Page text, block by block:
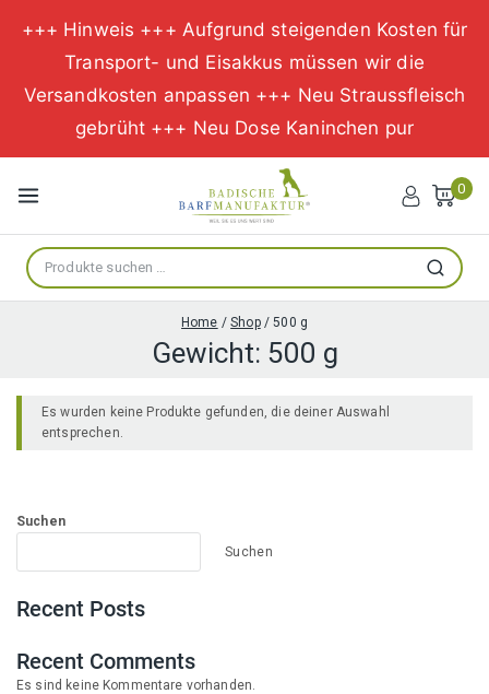
+++ Hinweis +++ Aufgrund steigenden Kosten für
Transport- und Eisakkus müssen wir die
Versandkosten anpassen +++ Neu Straussfleisch
gebrüht +++ Neu Dose Kaninchen pur
Inhalt
springen
0
Suche
nach:
Suchen
Home / Shop / 500 g
Gewicht: 500 g
Es wurden keine Produkte gefunden, die deiner Auswahl
entsprechen.
Suchen
Suchen
Recent Posts
Recent Comments
Es sind keine Kommentare vorhanden.